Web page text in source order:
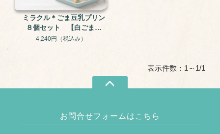
ミラクル＊ごま豆乳プリン
８個セット 【白ごま４
個、黒ごま４個】| 卵乳小
4,240円 （税込み）
表示件数：1～1/1
お問合せフォームはこちら